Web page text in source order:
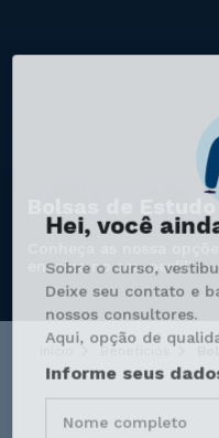
Bolsas de
encaixa no seu perfil!
Início Benefícios
Hei, você
Sobre o curso,
Deixe seu contato e
nossos consultores.
Aqui, opção de
Informe seus